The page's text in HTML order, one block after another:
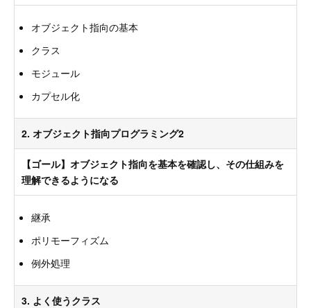
オブジェクト指向の基本
クラス
モジュール
カプセル化
2. オブジェクト指向プログラミング2
【ゴール】オブジェクト指向を基本を確認し、その仕組みを
理解できるようになる
継承
ポリモーフィズム
例外処理
3. よく使うクラス